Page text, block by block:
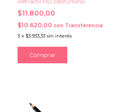
$11.800,00
$10.620,00 con Transferencia
3 x $3.933,33 sin interés